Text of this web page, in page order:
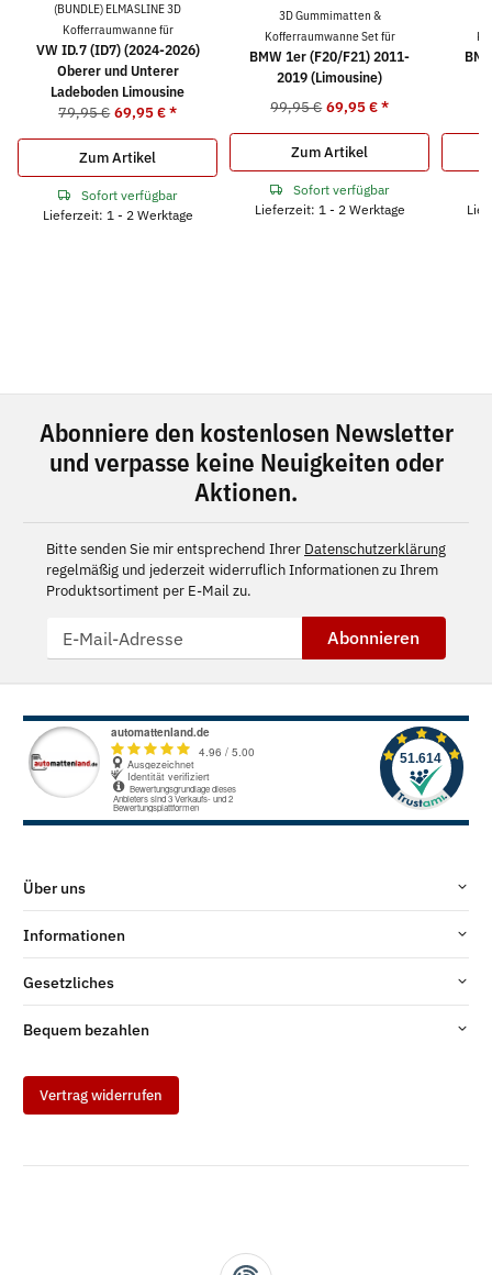
(BUNDLE) ELMASLINE 3D
Kofferraumwanne für
VW ID.7 (ID7) (2024-2026)
Oberer und Unterer
Ladeboden Limousine
79,95 € 69,95 €*
Zum Artikel
Sofort verfügbar
Lieferzeit: 1 - 2 Werktage
3D Gummimatten &
Kofferraumwanne Set für
BMW 1er (F20/F21) 2011-
2019 (Limousine)
99,95 € 69,95 €*
Zum Artikel
Sofort verfügbar
Lieferzeit: 1 - 2 Werktage
Abonniere den kostenlosen Newsletter
und verpasse keine Neuigkeiten oder
Aktionen.
Bitte senden Sie mir entsprechend Ihrer Datenschutzerklärung
regelmäßig und jederzeit widerruflich Informationen zu Ihrem
Produktsortiment per E-Mail zu.
Abonnieren
Über uns
Informationen
Gesetzliches
Bequem bezahlen
Vertrag widerrufen